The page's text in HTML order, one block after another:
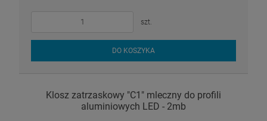
szt.
DO KOSZYKA
Klosz zatrzaskowy "C1" mleczny do profili
aluminiowych LED - 2mb